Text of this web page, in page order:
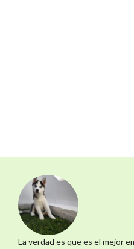
La verdad es que es el mejor